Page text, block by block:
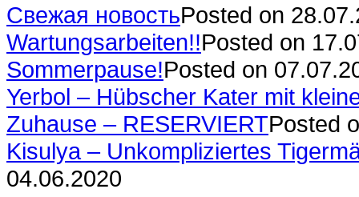
Свежая новостьPosted on
Wartungsarbeiten!!Posted on
Sommerpause!Posted on
Yerbol – Hübscher Kater mit
Zuhause – RESERVIERTPosted
Kisulya – Unkompliziertes
04.06.2020